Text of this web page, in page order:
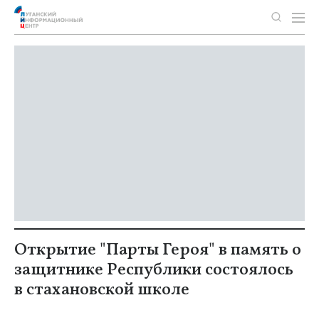
Открытие "Парты Героя" в память о
защитнике Республики состоялось
в стахановской школе